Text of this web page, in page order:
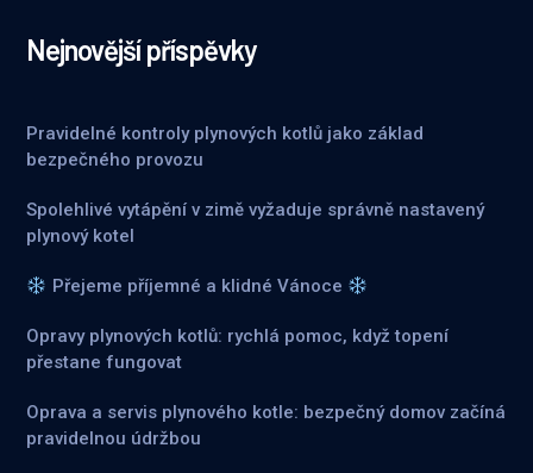
Nejnovější příspěvky
Pravidelné kontroly plynových kotlů jako základ
bezpečného provozu
Spolehlivé vytápění v zimě vyžaduje správně nastavený
plynový kotel
Přejeme příjemné a klidné Vánoce
Opravy plynových kotlů: rychlá pomoc, když topení
přestane fungovat
Oprava a servis plynového kotle: bezpečný domov začíná
pravidelnou údržbou